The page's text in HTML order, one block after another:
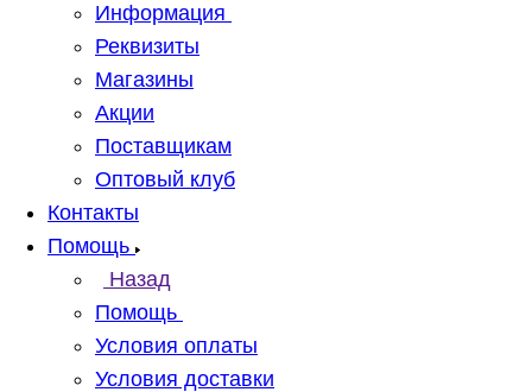
Информация
Реквизиты
Магазины
Акции
Поставщикам
Оптовый клуб
Контакты
Помощь
Назад
Помощь
Условия оплаты
Условия доставки